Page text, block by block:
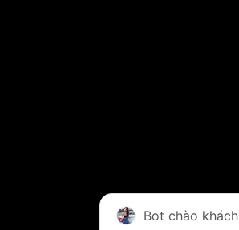
Bot chào khách